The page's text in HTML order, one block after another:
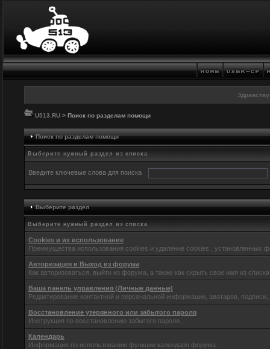
U513.RU > Поиск по разделам помощи
Поиск по разделам помощи
Выберите нужный раздел из списка
Введите ключевые слова для поиска
Выберите раздел
Выберите нужный раздел из списка
Cookies и их использование
Преимущества использования cookies и удаление cookies , установленных
Авторизация и Выход из форума
Как авторизоваться, выйти из форума, а также как скрыть свое имя из
Ваша панель управления (Личные данные)
Редактирование контактной и персональной информации, аватаров,
Восстановление утерянного или забытого пароля
Инструкция по восстановлению забытого пароля.
Календарь
Информация по использованию функции календаря форума.